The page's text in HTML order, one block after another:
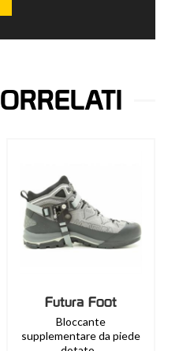
da piede
regolabile,